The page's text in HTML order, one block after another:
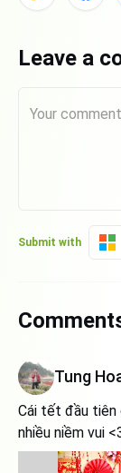
Leave a
Submit with
Tung
Cái tết đầu tiên
nhiều niềm vui